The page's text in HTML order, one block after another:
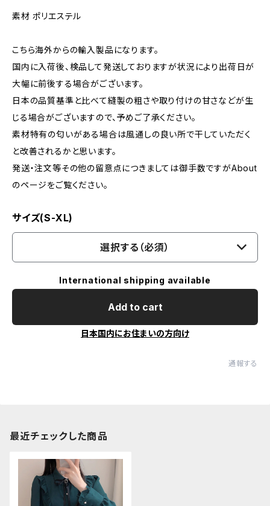
素材 ポリエステル
こちら海外からの輸入製品になります。
国内に入荷後、検品して発送しておりますが状況により出荷日が
大幅に前後する場合がございます。
日本の品質基準と比べて縫製の粗さや取り付けの甘さなどが生
じる場合がございますので、予めご了承ください。
素材特有の匂いがある場合は風通しの良い所で干していただく
と改善されるかと思います。
発送・注文等その他の留意点につきましては御手数ですがAbout
のページをご覧ください。
サイズ(S-XL)
選択する（必須）
International shipping available
Add to cart
日本国内にお住まいの方向け
通報する
最近チェックした商品